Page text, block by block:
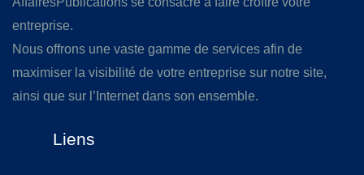
entreprise.
Nous offrons une vaste gamme de services afin de
maximiser la visibilité de votre entreprise sur notre site,
ainsi que sur l’Internet dans son ensemble.
Liens